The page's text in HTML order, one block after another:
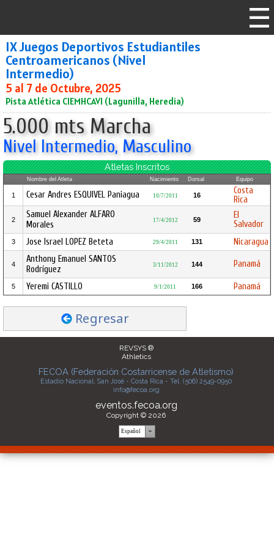
IX Juegos Deportivos Estudiantiles
Centroamericanos (Nivel
Intermedio)
5 al 7 de Octubre, 2025
Pista Atlética CIEMHCAVI (Lagunilla, Heredia)
5.000 mts Marcha
Nivel Intermedio, Masculino
Atletas Inscritos
Nombre del Atleta Nacimiento Dorsal Equipo
1 Cesar Andres ESQUIVEL Paniagua 10/7/2011 16
Costa
Rica
2
Samuel Alexander ALFARO
Morales
17/4/2012 59
El
Salvador
3 Jose Israel LOPEZ Beteta 29/4/2011 131 Nicaragua
4
Anthony Emanuel SANTOS
Rodríguez
3/11/2012 144 Panamá
5 Yeremi CASTILLO 9/1/2011 166 Panamá
Regresar
REVSYS ®
Athletics
FECOA (Federación Costarricense de Atletismo)
Estadio Nacional, San José - Costa Rica - Tel. (506) 2549-0950
info@fecoa.org
eventos.fecoa.org
Copyright © 2026